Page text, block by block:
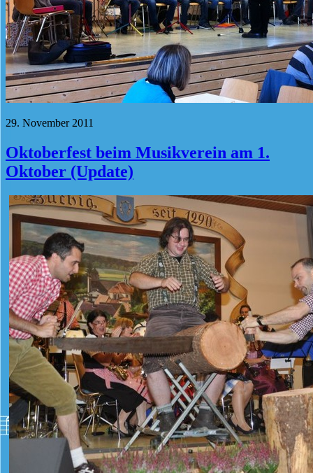
29. November 2011
Oktoberfest beim Musikverein am 1.
Oktober (Update)